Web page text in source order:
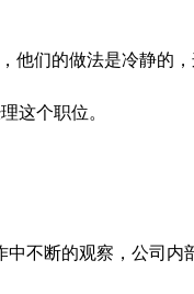
他们的做法是冷静
这个职位。
不断的观察，公司